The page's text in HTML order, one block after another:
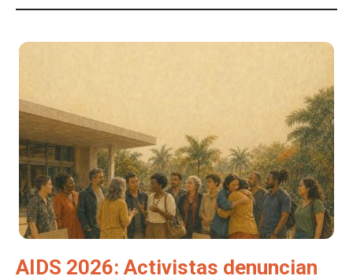
AIDS 2026: Activistas denuncian